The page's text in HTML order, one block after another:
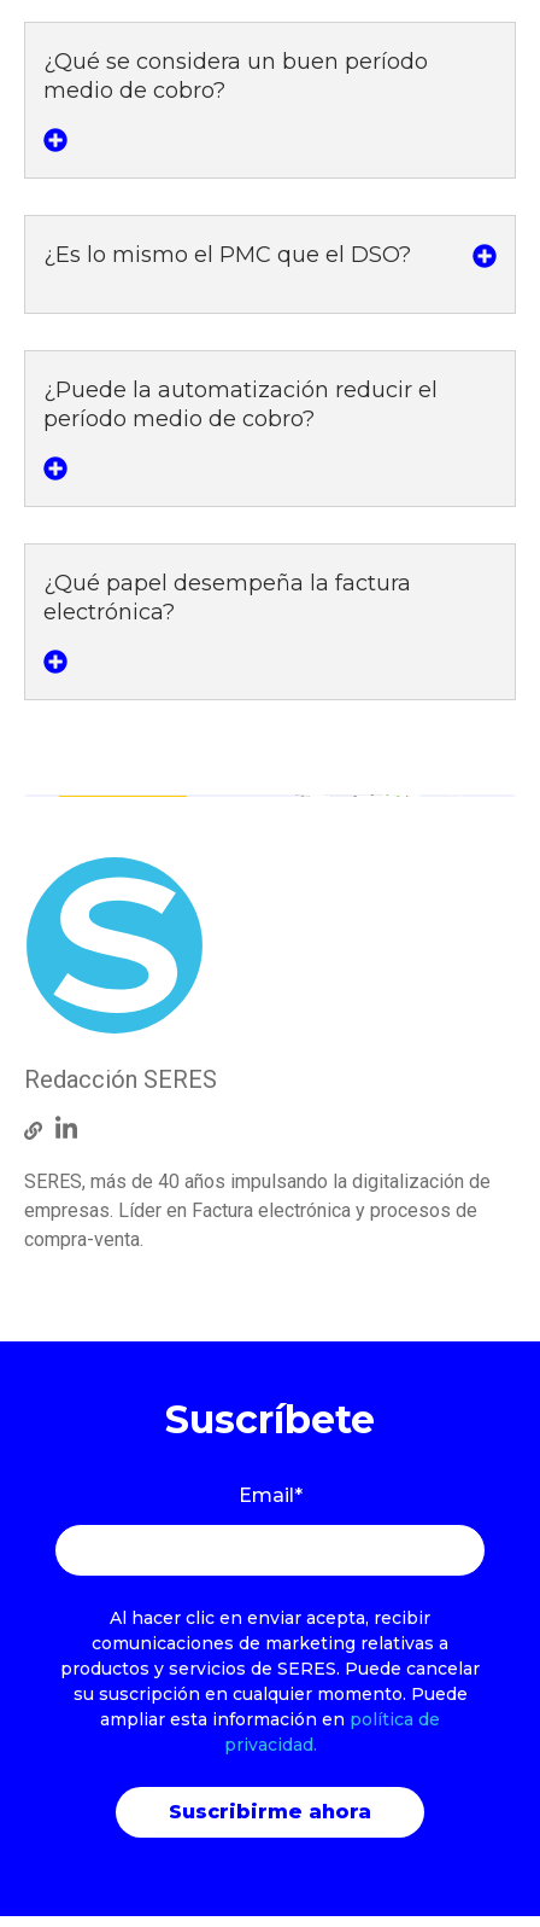
¿Qué se considera un buen período
medio de cobro?
¿Es lo mismo el PMC que el DSO?
¿Puede la automatización reducir el
período medio de cobro?
¿Qué papel desempeña la factura
electrónica?
Redacción SERES
SERES, más de 40 años impulsando la digitalización de
empresas. Líder en Factura electrónica y procesos de
compra-venta.
Suscríbete
Email*
Al hacer clic en enviar acepta, recibir
comunicaciones de marketing relativas a
productos y servicios de SERES. Puede cancelar
su suscripción en cualquier momento. Puede
ampliar esta información en política de
privacidad.